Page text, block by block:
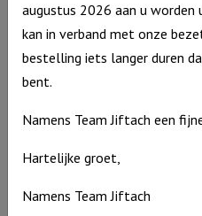
Productcategorieën
Cadeauartikelen
Houten
Brandweer
Stapelauto
€24,95
augustus 2026 aan u
kan in verband met onze
bestelling iets langer duren
bent.
Namens Team Jiftach een
Hartelijke groet,
Namens Team Jiftach